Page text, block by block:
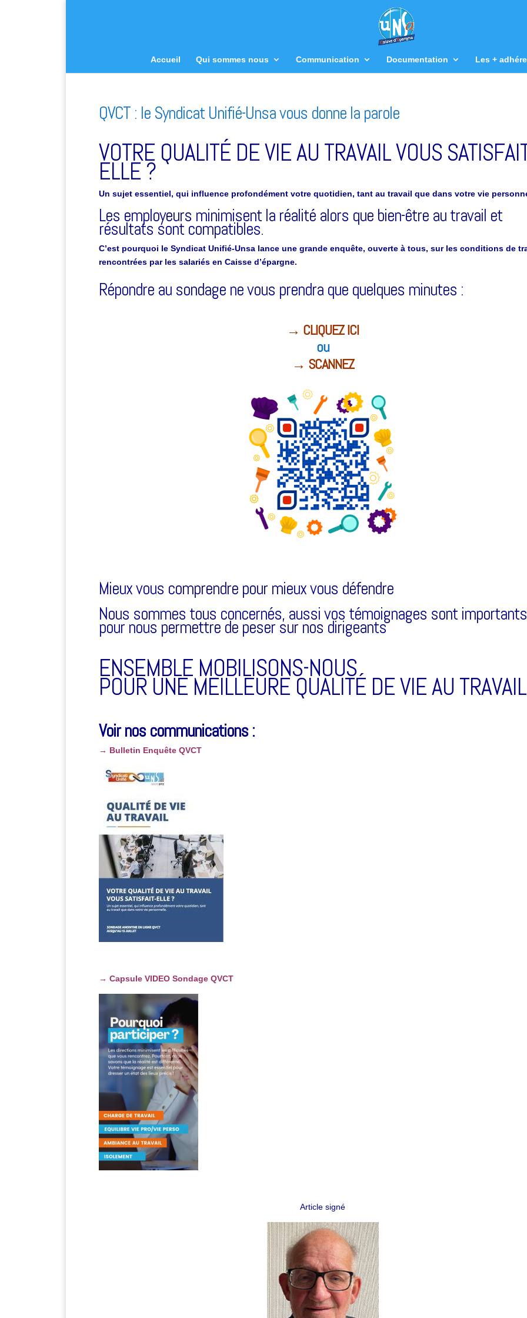
Accueil Qui sommes nous Communication Documentation Les +
QVCT : le Syndicat Unifié-Unsa vous donne la parole
VOTRE QUALITÉ DE VIE AU TRAVAIL VOUS
ELLE ?
Un sujet essentiel, qui influence profondément votre quotidien, tant au travail que dans votre vie
Les employeurs minimisent la réalité alors que bien-être au travail et
résultats sont compatibles.
C’est pourquoi le Syndicat Unifié-Unsa lance une grande enquête, ouverte à tous, sur les conditions de
rencontrées par les salariés en Caisse d’épargne.
Répondre au sondage ne vous prendra que quelques minutes :
→ CLIQUEZICI
ou
→ SCANNEZ
Mieux vous comprendre pour mieux vous défendre
Nous sommes tous concernés, aussi vos témoignages sont importants
pour nous permettre de peser sur nos dirigeants
ENSEMBLE MOBILISONS-NOUS
POUR UNE MEILLEURE QUALITÉ DE VIE AU
Voir nos communications :
→ Bulletin Enquête QVCT
→ Capsule VIDEO Sondage QVCT
Article signé